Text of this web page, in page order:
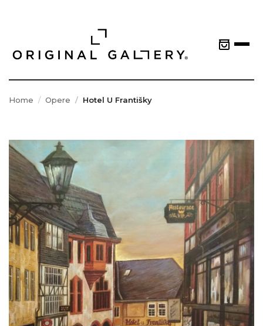
Home Opere Hotel U Františky